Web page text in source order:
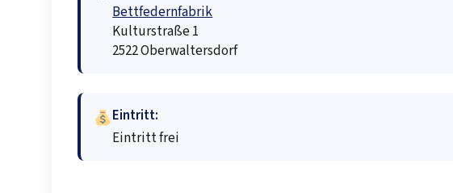
Bettfedernfabrik
Kulturstraße 1
2522 Oberwaltersdorf
Eintritt:
Eintritt frei